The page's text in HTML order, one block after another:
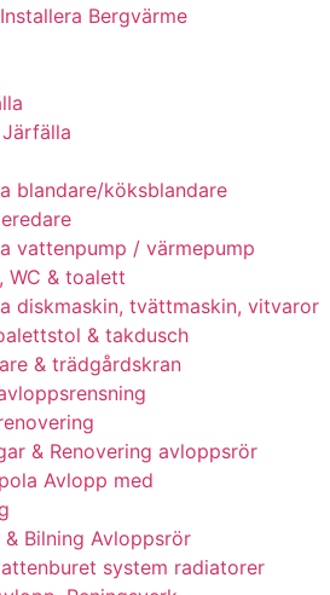
Bergvärme
blandare/köksblandare
vattenpump / värmepump
WC & toalett
diskmaskin, tvättmaskin, vitvaror
& takdusch
& trädgårdskran
& Renovering avloppsrör
Avlopp med
Bilning Avloppsrör
system radiatorer